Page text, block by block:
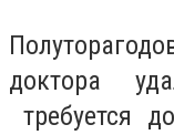
доктора
требуется